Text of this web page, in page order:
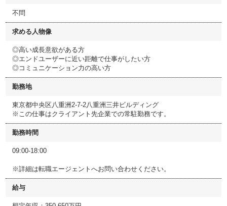
不問
求める人物像
◎高い成長意欲がある方
◎エンドユーザーに近い距離で仕事がしたい方
◎コミュニケーション力の高い方
勤務地
東京都中央区八重洲2-7-2八重洲三井ビルディング
※この仕事はクライアント先企業での常駐勤務です。
勤務時間
09:00-18:00
※詳細は転職エージェントへお問い合わせください。
給与